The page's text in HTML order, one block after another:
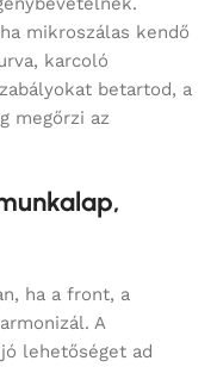
mikroszálas kendő
karcoló
betartod, a
megőrzi az
ha a front, a
A
lehetőséget ad